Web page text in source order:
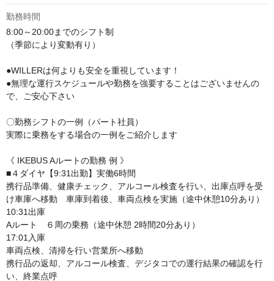
勤務時間
8:00～20:00までのシフト制
（季節により変動有り）
●WILLERは何よりも安全を重視しています！
●無理な運行スケジュールや勤務を強要することはございませんの
で、ご安心下さい
〇勤務シフトの一例（パート社員）
実際に乗務をする場合の一例をご紹介します
《 IKEBUS Aルートの勤務 例 》
■４ダイヤ【9:31出勤】実働6時間
携行品準備、健康チェック、アルコール検査を行い、出庫点呼を受
け車庫へ移動　車庫到着後、車両点検を実施（途中休憩10分あり）
10:31出庫
Aルート　６周の乗務（途中休憩 2時間20分あり）
17:01入庫
車両点検、清掃を行い営業所へ移動
携行品の返却、アルコール検査、デジタコでの運行結果の確認を行
い、終業点呼